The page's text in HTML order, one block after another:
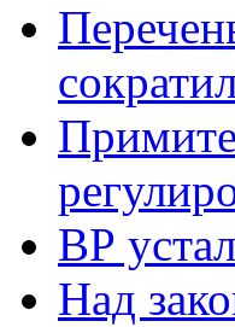
ВР
Над